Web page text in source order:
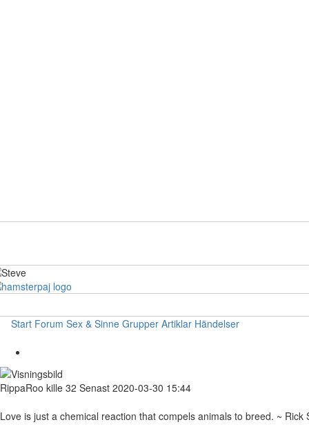
Start Forum Sex & Sinne Grupper Artiklar Händelser
RippaRoo kille 32 Senast 2020-03-30 15:44
Love is just a chemical reaction that compels animals to breed. ~ Rick